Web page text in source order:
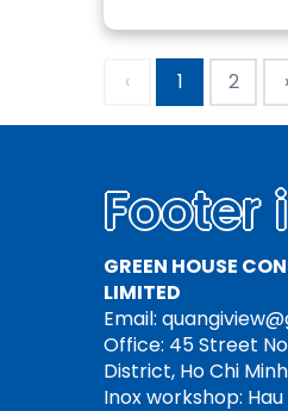
‹ 1 2 ›
Footer
GREEN HOUSE
LIMITED
Email:
Office: 45 Street
District, Ho Chi
Inox workshop: